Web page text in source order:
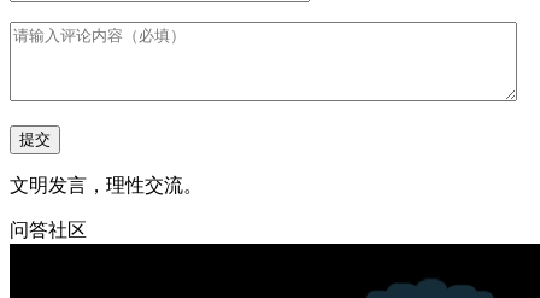
文明发言，理性交流。
问答社区